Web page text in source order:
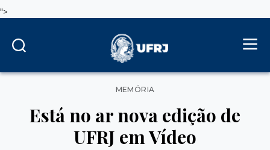
">
Categorias
MEMÓRIA
Está no ar nova edição de
UFRJ em Vídeo